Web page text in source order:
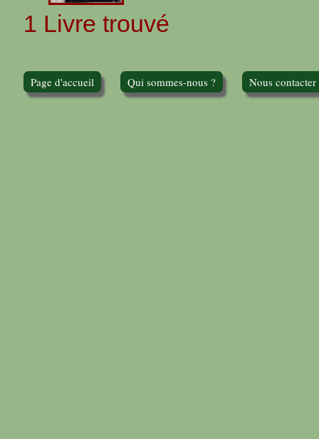
1 Livre trouvé
Page d'accueil Qui sommes-nous ? Nous contacter